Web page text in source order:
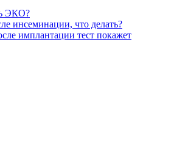
ЭКО?
инсеминации, что делать?
имплантации тест покажет